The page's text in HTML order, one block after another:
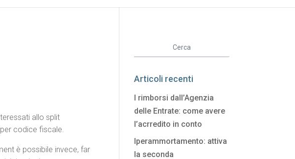
allo split
codice fiscale.
è possibile invece, far
Articoli recenti
I rimborsi dall’Agenzia
delle Entrate: come avere
l’acrredito in conto
Iperammortamento: attiva
la seconda